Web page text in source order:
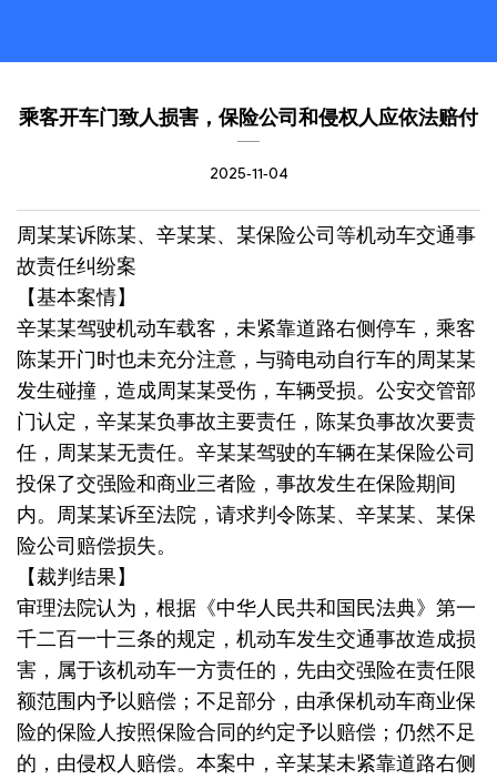
乘客开车门致人损害，保险公司和侵权人应依法赔付
2025-11-04
周某某诉陈某、辛某某、某保险公司等机动车交通事
故责任纠纷案
【基本案情】
辛某某驾驶机动车载客，未紧靠道路右侧停车，乘客
陈某开门时也未充分注意，与骑电动自行车的周某某
发生碰撞，造成周某某受伤，车辆受损。公安交管部
门认定，辛某某负事故主要责任，陈某负事故次要责
任，周某某无责任。辛某某驾驶的车辆在某保险公司
投保了交强险和商业三者险，事故发生在保险期间
内。周某某诉至法院，请求判令陈某、辛某某、某保
险公司赔偿损失。
【裁判结果】
审理法院认为，根据《中华人民共和国民法典》第一
千二百一十三条的规定，机动车发生交通事故造成损
害，属于该机动车一方责任的，先由交强险在责任限
额范围内予以赔偿；不足部分，由承保机动车商业保
险的保险人按照保险合同的约定予以赔偿；仍然不足
的，由侵权人赔偿。本案中，辛某某未紧靠道路右侧